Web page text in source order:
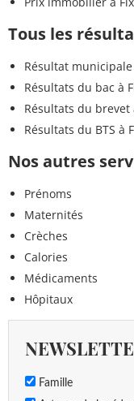
Tous les
Résultat municipale
Résultats du bac à
Résultats du brevet
Résultats du BTS à
Nos autres
Prénoms
Maternités
Crèches
Calories
Médicaments
Hôpitaux
Famille